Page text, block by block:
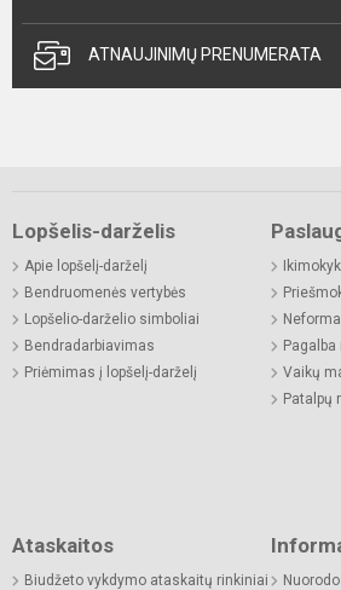
ATNAUJINIMŲ PRENUMERATA
Lopšelis-darželis
Apie lopšelį-darželį
Bendruomenės vertybės
Lopšelio-darželio simboliai
Bendradarbiavimas
Priėmimas į lopšelį-darželį
Vaikų
Patalpų
Ataskaitos
Biudžeto vykdymo ataskaitų rinkiniai